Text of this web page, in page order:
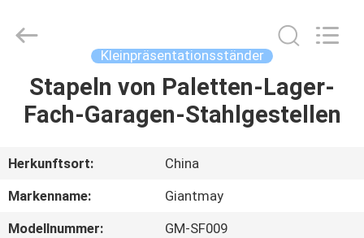
HAUS
ÜBER
UNS
Reserved.
Kleinpräsentationsständer
Stapeln von Paletten-Lager-
Fach-Garagen-Stahlgestellen
Herkunftsort:
China
Markenname:
Giantmay
Modellnummer:
GM-SF009